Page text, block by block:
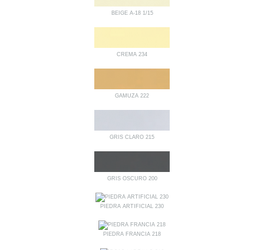
BEIGE A-18 1/15
CREMA 234
GAMUZA 222
GRIS CLARO 215
GRIS OSCURO 200
PIEDRA ARTIFICIAL 230
PIEDRA FRANCIA 218